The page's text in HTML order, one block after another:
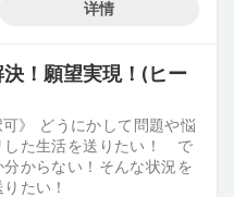
详情
！願望実現！(ヒー
可》 どうにかして問題や悩
した生活を送りたい！ で
からない！そんな状況を
たい！